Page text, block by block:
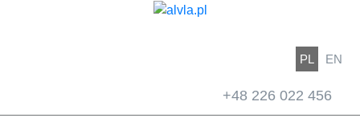
PL EN
+48 226 022 456